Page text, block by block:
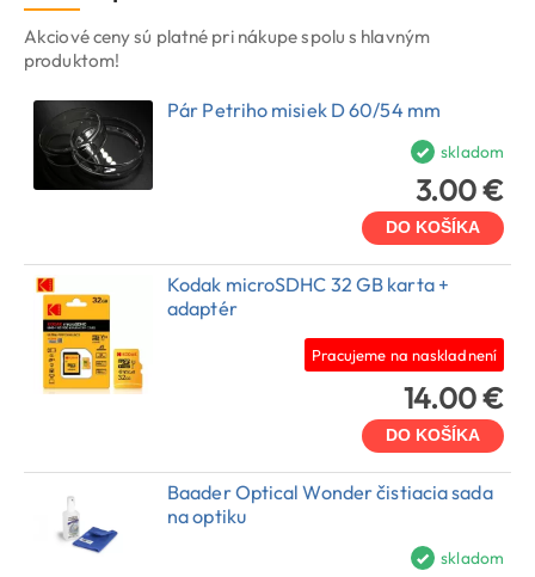
Akciové ceny sú platné pri nákupe spolu s hlavným
produktom!
Pár Petriho misiek D 60/54 mm
skladom
3.00 €
DO KOŠÍKA
Kodak microSDHC 32 GB karta +
adaptér
Pracujeme na naskladnení
14.00 €
DO KOŠÍKA
Baader Optical Wonder čistiacia sada
na optiku
skladom